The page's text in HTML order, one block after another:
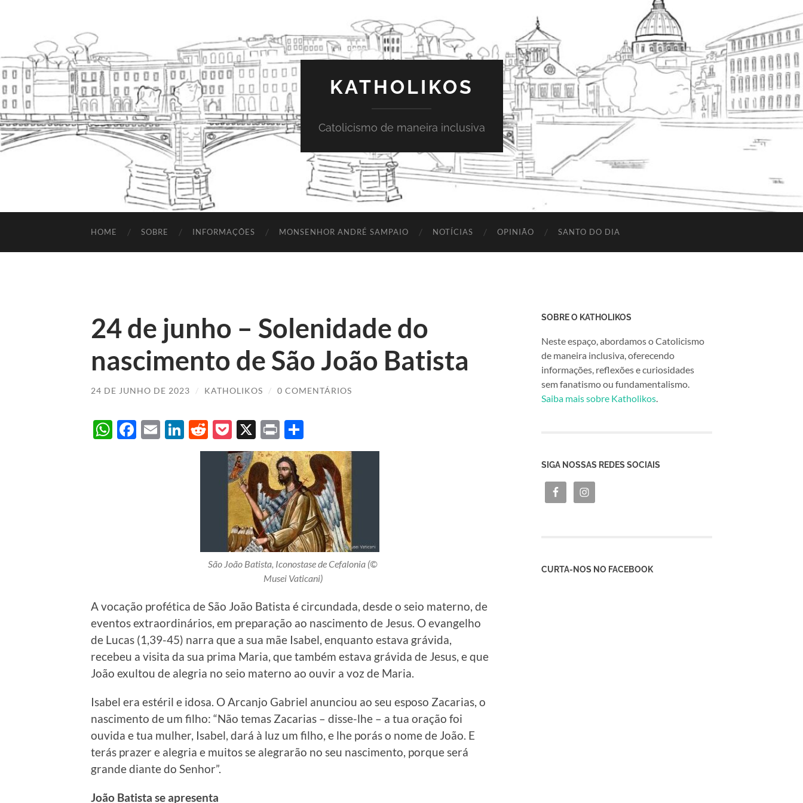
KATHOLIKOS
Catolicismo de maneira inclusiva
HOME SOBRE INFORMAÇÕES MONSENHOR ANDRÉ SAMPAIO NOTÍCIAS OPINIÃO SANTO DO DIA
24 de junho – Solenidade do
nascimento de São João Batista
24 DE JUNHO DE 2023 / KATHOLIKOS / 0 COMENTÁRIOS
WhatsApp
Facebook
EmailLinkedIn
Reddit
Pocket
X Print
São João Batista, Iconostase de Cefalonia (©
Musei Vaticani)
A vocação profética de São João Batista é circundada, desde o seio materno, de
eventos extraordinários, em preparação ao nascimento de Jesus. O evangelho
de Lucas (1,39-45) narra que a sua mãe Isabel, enquanto estava grávida,
recebeu a visita da sua prima Maria, que também estava grávida de Jesus, e que
João exultou de alegria no seio materno ao ouvir a voz de Maria.
Isabel era estéril e idosa. O Arcanjo Gabriel anunciou ao seu esposo Zacarias, o
nascimento de um filho: “Não temas Zacarias – disse-lhe – a tua oração foi
ouvida e tua mulher, Isabel, dará à luz um filho, e lhe porás o nome de João. E
terás prazer e alegria e muitos se alegrarão no seu nascimento, porque será
grande diante do Senhor”.
João Batista se apresenta
SOBRE O KATHOLIKOS
Neste espaço, abordamos o Catolicismo
de maneira inclusiva, oferecendo
informações, reflexões e curiosidades
sem fanatismo ou fundamentalismo.
Saiba mais sobre Katholikos.
SIGA NOSSAS REDES SOCIAIS
CURTA-NOS NO FACEBOOK